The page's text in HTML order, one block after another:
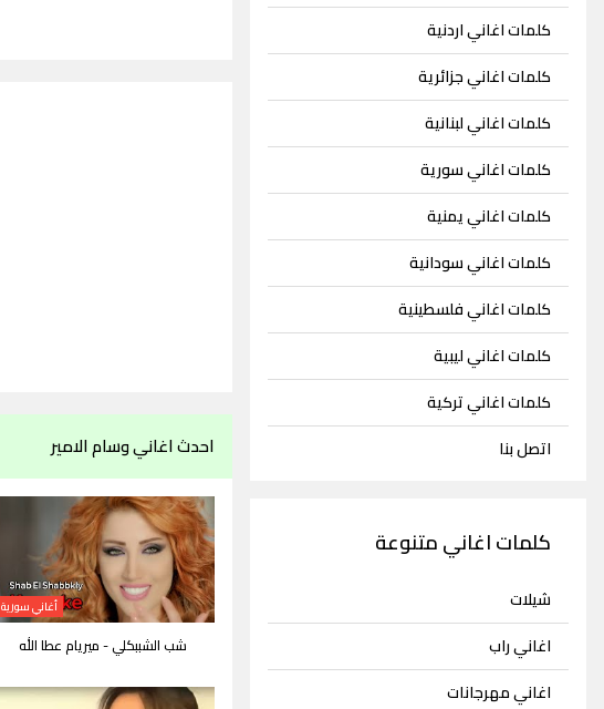
كلمات اغاني اردنية
كلمات اغاني جزائرية
كلمات اغاني لبنانية
كلمات اغاني سورية
كلمات اغاني يمنية
كلمات اغاني سودانية
كلمات اغاني فلسطينية
كلمات اغاني ليبية
كلمات اغاني تركية
اتصل بنا
كلمات اغاني متنوعة
شيلات
اغاني راب
اغاني مهرجانات
احدث اغاني وسام الامير
أغاني سورية
شب الشببكلي - ميريام عطا الله